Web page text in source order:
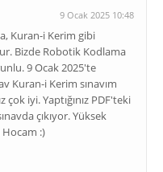
9 Ocak 2025 10:48
Kuran-i Kerim gibi
Bizde Robotik Kodlama
9 Ocak 2025'te
Kuran-i Kerim sınavım
iyi. Yaptığınız PDF'teki
çıkıyor. Yüksek
Hocam :)